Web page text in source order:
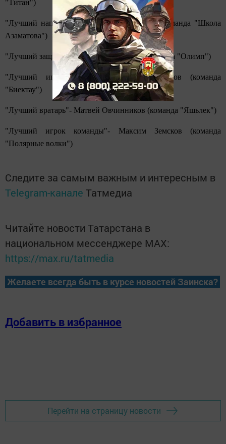
"Титан")
"Лучший нападающий" -Тимур Шавалиев (команда "Школа
Азаматова")
"Лучший защитник"- Ростислав Тюрин (команда "Олимп")
"Лучший игрок команды"- Райхан Хасанов (команда
"Биектау")
"Лучший вратарь"- Матвей Овчинников (команда "Яшьлек")
"Лучший игрок команды"- Максим Земсков (команда
"Полярные волки")
Следите за самым важным и интересным в
Telegram-канале Татмедиа
Читайте новости Татарстана в
национальном мессенджере MАХ:
https://max.ru/tatmedia
Желаете всегда быть в курсе новостей Заинска?
Добавить в избранное
Перейти на страницу новости